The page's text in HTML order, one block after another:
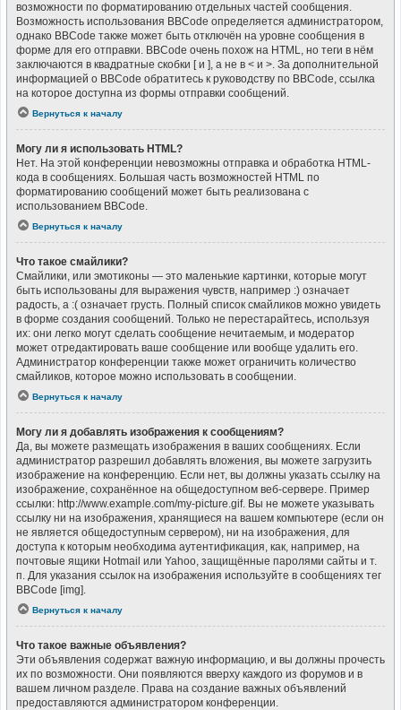
возможности по форматированию отдельных частей сообщения.
Возможность использования BBCode определяется администратором,
однако BBCode также может быть отключён на уровне сообщения в
форме для его отправки. BBCode очень похож на HTML, но теги в нём
заключаются в квадратные скобки [ и ], а не в < и >. За дополнительной
информацией о BBCode обратитесь к руководству по BBCode, ссылка
на которое доступна из формы отправки сообщений.
Вернуться к началу
Могу ли я использовать HTML?
Нет. На этой конференции невозможны отправка и обработка HTML-
кода в сообщениях. Большая часть возможностей HTML по
форматированию сообщений может быть реализована с
использованием BBCode.
Вернуться к началу
Что такое смайлики?
Смайлики, или эмотиконы — это маленькие картинки, которые могут
быть использованы для выражения чувств, например :) означает
радость, а :( означает грусть. Полный список смайликов можно увидеть
в форме создания сообщений. Только не перестарайтесь, используя
их: они легко могут сделать сообщение нечитаемым, и модератор
может отредактировать ваше сообщение или вообще удалить его.
Администратор конференции также может ограничить количество
смайликов, которое можно использовать в сообщении.
Вернуться к началу
Могу ли я добавлять изображения к сообщениям?
Да, вы можете размещать изображения в ваших сообщениях. Если
администратор разрешил добавлять вложения, вы можете загрузить
изображение на конференцию. Если нет, вы должны указать ссылку на
изображение, сохранённое на общедоступном веб-сервере. Пример
ссылки: http://www.example.com/my-picture.gif. Вы не можете указывать
ссылку ни на изображения, хранящиеся на вашем компьютере (если он
не является общедоступным сервером), ни на изображения, для
доступа к которым необходима аутентификация, как, например, на
почтовые ящики Hotmail или Yahoo, защищённые паролями сайты и т.
п. Для указания ссылок на изображения используйте в сообщениях тег
BBCode [img].
Вернуться к началу
Что такое важные объявления?
Эти объявления содержат важную информацию, и вы должны прочесть
их по возможности. Они появляются вверху каждого из форумов и в
вашем личном разделе. Права на создание важных объявлений
предоставляются администратором конференции.